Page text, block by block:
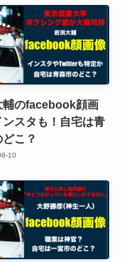
輔のfacebook顔画
ンスタも！自宅は青
こ？
10